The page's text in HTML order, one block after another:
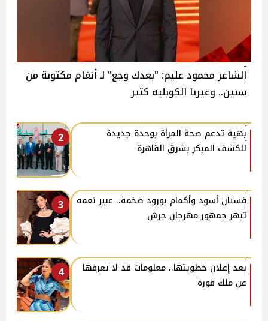
الشاعر محمود عليم: "بعدك وجع" لـ أنغام مكتوبة من
سنين.. وغيرنا الكوبليه كتير
2
بهية تدعم صحة المرأة بوحدة جديدة
للكشف المبكر بشرق القاهرة
3
فستان أسود وأكمام بورود ضخمة.. عبير نعمة
تبهر جمهور مهرجان جرش
4
بعد إعلان خطوبتها.. معلومات قد لا تعرفها
عن ملك قورة